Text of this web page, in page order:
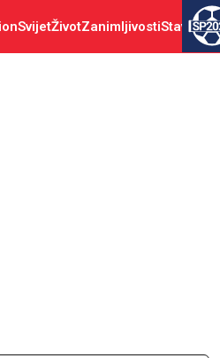
SvijetŽivotZanimljivostiStav